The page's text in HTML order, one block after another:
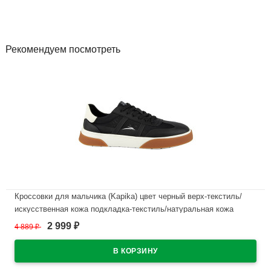
Рекомендуем посмотреть
Кроссовки для мальчика (Kapika) цвет черный верх-текстиль/
искусственная кожа подкладка-текстиль/натуральная кожа
размерный ряд 39-43 артикул 74885н-1
4 889₽ 2 999 ₽